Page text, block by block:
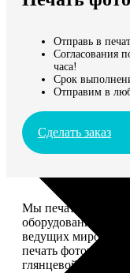
Продолжить без
Отправь в
Согласования
часа!
Срок
Отправим в
Сделать заказ
Мы печатаем
оборудовании
ведущих мировых
печать
глянцевой